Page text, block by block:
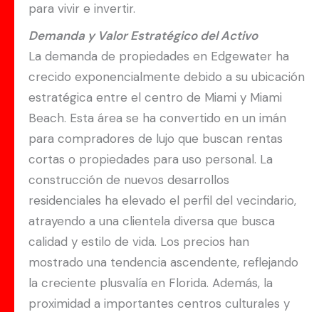
para vivir e invertir.
Demanda y Valor Estratégico del Activo
La demanda de propiedades en Edgewater ha
crecido exponencialmente debido a su ubicación
estratégica entre el centro de Miami y Miami
Beach. Esta área se ha convertido en un imán
para compradores de lujo que buscan rentas
cortas o propiedades para uso personal. La
construcción de nuevos desarrollos
residenciales ha elevado el perfil del vecindario,
atrayendo a una clientela diversa que busca
calidad y estilo de vida. Los precios han
mostrado una tendencia ascendente, reflejando
la creciente plusvalía en Florida. Además, la
proximidad a importantes centros culturales y